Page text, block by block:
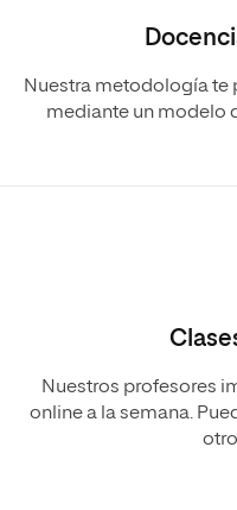
Nuestra metodología te
mediante un modelo
Nuestros profesores
online a la semana.